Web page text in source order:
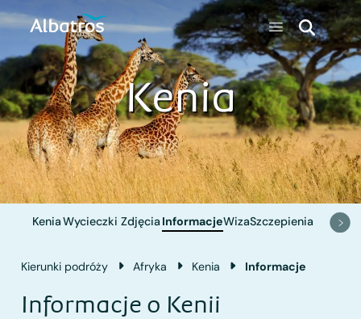
Kenia
KeniaWycieczki Zdjęcia InformacjeWizaSzczepienia
Kierunki podróży Afryka Kenia Informacje
Informacje o Kenii